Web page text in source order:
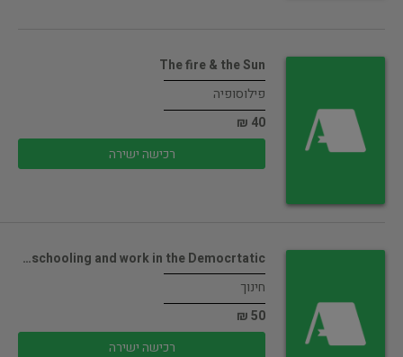
The fire & the Sun
פילוסופיה
40 ₪
רכישה ישירה
schooling and work in the Democrtatic…
חינוך
50 ₪
רכישה ישירה